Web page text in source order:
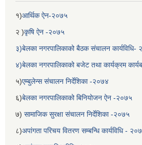
१)आर्थिक ऐन-२०७५
२ )कृषि ऐन -२०७५
३)बेलका नगरपालिकाको बैठक संचालन कार्यविधि-
४)बेलका नगरपालिकाको बजेट तथा कार्यक्रम
५)एम्बुलेन्स संचालन निर्देशिका -२०७४
६)बेलका नगरपालिकाको बिनियोजन ऐन -२०७५
७) सामाजिक सुरक्षा संचालन निर्देशिका -२०७५
८)अपांगता परिचय वितरण सम्बन्धि कार्यविधि -